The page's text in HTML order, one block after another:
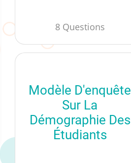
8 Questions
Modèle D'enquête
Sur La
Démographie Des
Étudiants